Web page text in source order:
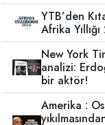
YTB’den
Afrika
New York
analizi:
bir aktör!
Amerika :